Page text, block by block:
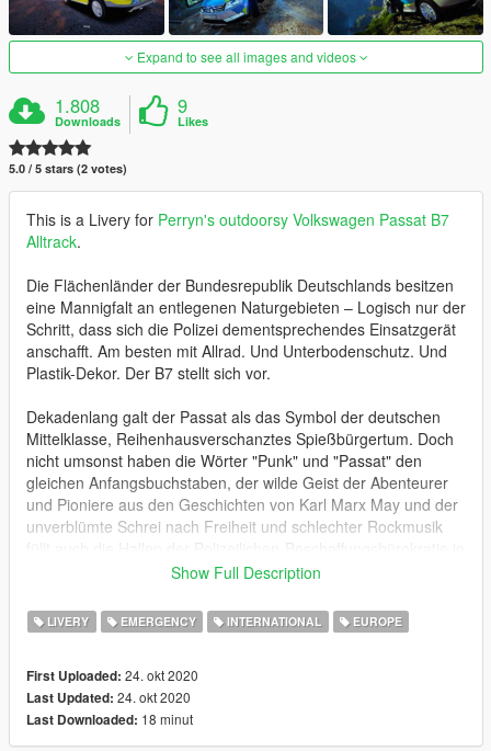
Expand to see all images and videos
1.808
Downloads
9
Likes
5.0 / 5 stars (2 votes)
This is a Livery for Perryn's outdoorsy Volkswagen Passat B7
Alltrack.
Die Flächenländer der Bundesrepublik Deutschlands besitzen
eine Mannigfalt an entlegenen Naturgebieten – Logisch nur der
Schritt, dass sich die Polizei dementsprechendes Einsatzgerät
anschafft. Am besten mit Allrad. Und Unterbodenschutz. Und
Plastik-Dekor. Der B7 stellt sich vor.
Dekadenlang galt der Passat als das Symbol der deutschen
Mittelklasse, Reihenhausverschanztes Spießbürgertum. Doch
nicht umsonst haben die Wörter "Punk" und "Passat" den
gleichen Anfangsbuchstaben, der wilde Geist der Abenteurer
und Pioniere aus den Geschichten von Karl Marx May und der
unverblümte Schrei nach Freiheit und schlechter Rockmusik
ausgefallenen Dirty Notes.
Bald ist die Nacht von Halloween - dem Feiertag, der dem 500.
Jahrestag des schwarzen Bürgerrechtlers Martin Luther
Epoche Karl-Theodor zu Guttenberg erinnert. Wunderbar
passend! Denn die Schwarzen machen im Bundestag
heutzutage einen großen Teil aus.
Show Full Description
LIVERY EMERGENCY INTERNATIONAL EUROPE
First Uploaded: 24. okt 2020
Last Updated: 24. okt 2020
Last Downloaded: 18 minut